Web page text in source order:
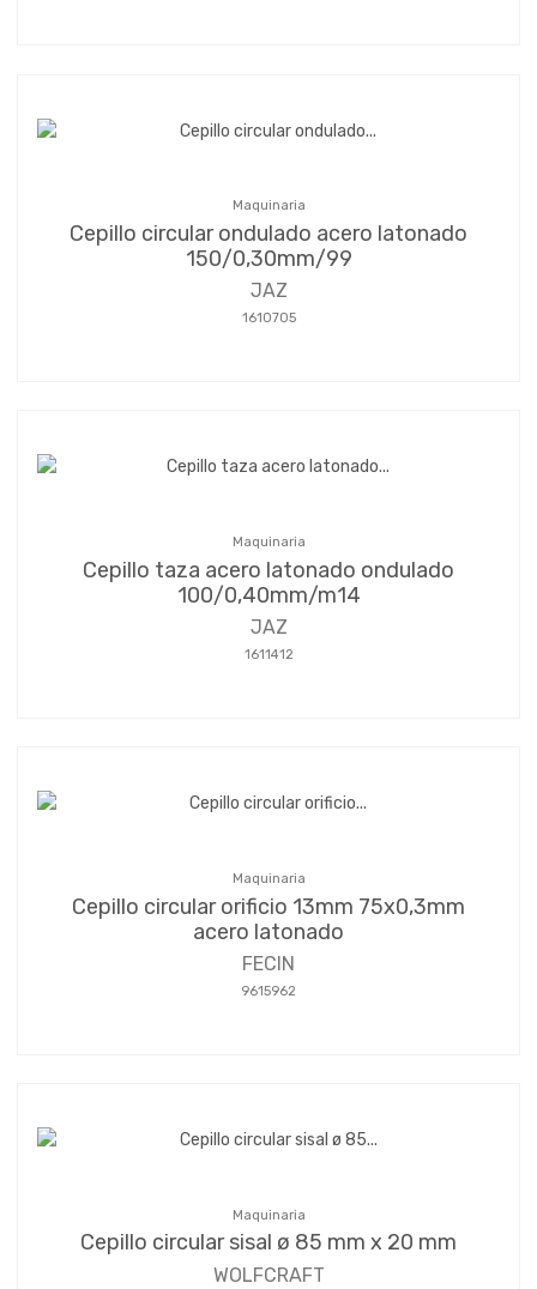
Maquinaria
Cepillo circular ondulado acero latonado
150/0,30mm/99
JAZ
1610705
Maquinaria
Cepillo taza acero latonado ondulado
100/0,40mm/m14
JAZ
1611412
Maquinaria
Cepillo circular orificio 13mm 75x0,3mm
acero latonado
FECIN
9615962
Maquinaria
Cepillo circular sisal ø 85 mm x 20 mm
WOLFCRAFT